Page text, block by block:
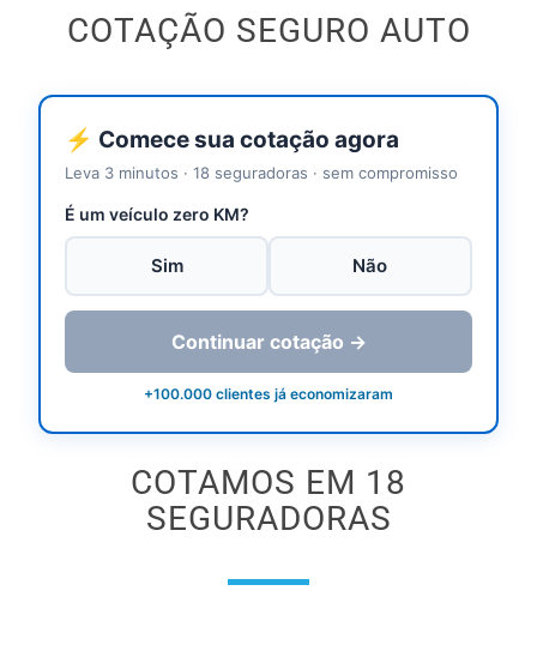
COTAÇÃO SEGURO AUTO
⚡ Comece sua cotação agora
Leva 3 minutos · 18 seguradoras · sem compromisso
É um veículo zero KM?
Sim Não
Continuar cotação →
+100.000 clientes já economizaram
COTAMOS EM 18
SEGURADORAS